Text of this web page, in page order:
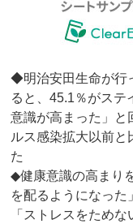
◆明治安田生命が行
ると、45.1％がステ
意識が高まった」と
ルス感染拡大以前と
た
◆健康意識の高まり
を配るようになった
「ストレスをため